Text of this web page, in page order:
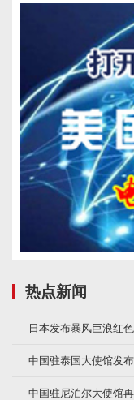
热点新闻
日本发布暴风巨浪红
中国驻泰国大使馆发
中国驻尼泊尔大使馆